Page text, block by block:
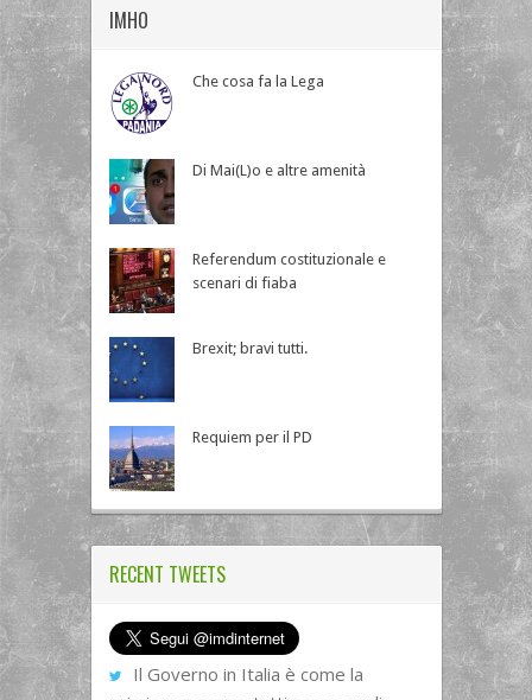
IMHO
Che cosa fa la Lega
Di Mai(L)o e altre amenità
Referendum costituzionale e
scenari di fiaba
Brexit; bravi tutti.
Requiem per il PD
RECENT TWEETS
Il Governo in Italia è come la